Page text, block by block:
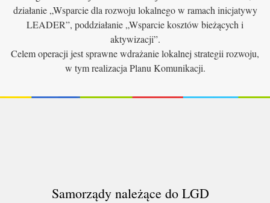
działanie „Wsparcie dla rozwoju lokalnego w ramach inicjatywy
LEADER”, poddziałanie „Wsparcie kosztów bieżących i
aktywizacji”.
Celem operacji jest sprawne wdrażanie lokalnej strategii rozwoju,
w tym realizacja Planu Komunikacji.
Samorządy należące do LGD